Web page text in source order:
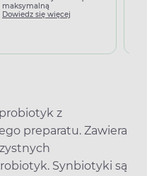
maksymalną
Dowiedz się więcej
z
preparatu. Zawiera
Synbiotyki są